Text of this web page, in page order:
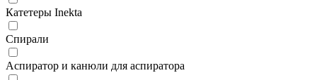
Катетеры Inekta
Спирали
Аспиратор и канюли для аспиратора